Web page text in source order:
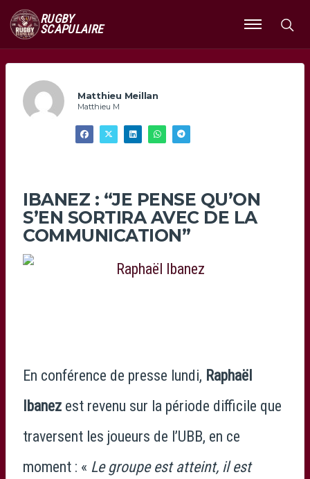
RUGBY
SCAPULAIRE
Ouvrir
le
Matthieu Meillan
Matthieu M
IBANEZ : “JE PENSE QU’ON
S’EN SORTIRA AVEC DE LA
COMMUNICATION”
En conférence de presse lundi, Raphaël
Ibanez est revenu sur la période difficile que
traversent les joueurs de l’UBB, en ce
moment : « Le groupe est atteint, il est